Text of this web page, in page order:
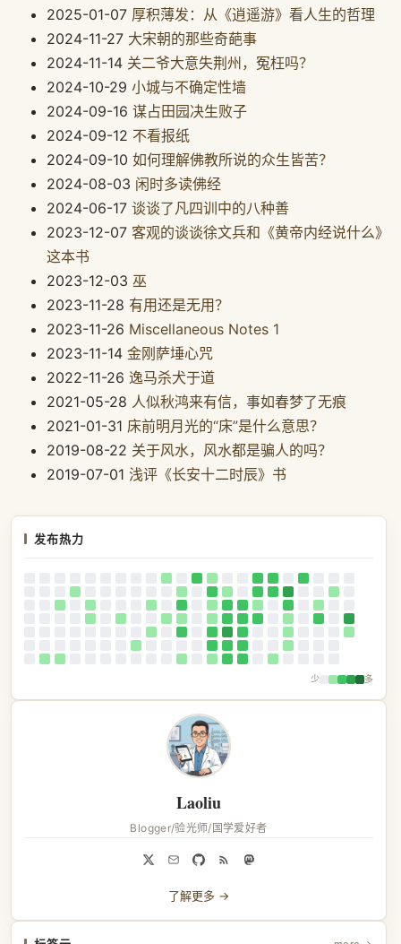
2025-01-07 厚积薄发：从《逍遥游》看人生的哲理
2024-11-27 大宋朝的那些奇葩事
2024-11-14 关二爷大意失荆州，冤枉吗？
2024-10-29 小城与不确定性墙
2024-09-16 谋占田园决生败子
2024-09-12 不看报纸
2024-09-10 如何理解佛教所说的众生皆苦？
2024-08-03 闲时多读佛经
2024-06-17 谈谈了凡四训中的八种善
2023-12-07 客观的谈谈徐文兵和《黄帝内经说什么》
这本书
2023-12-03 巫
2023-11-28 有用还是无用？
2023-11-26 Miscellaneous Notes 1
2023-11-14 金刚萨埵心咒
2022-11-26 逸马杀犬于道
2021-05-28 人似秋鸿来有信，事如春梦了无痕
2021-01-31 床前明月光的“床”是什么意思？
2019-08-22 关于风水，风水都是骗人的吗？
2019-07-01 浅评《长安十二时辰》书
发布热力
少 多
Laoliu
Blogger/验光师/国学爱好者
了解更多 →